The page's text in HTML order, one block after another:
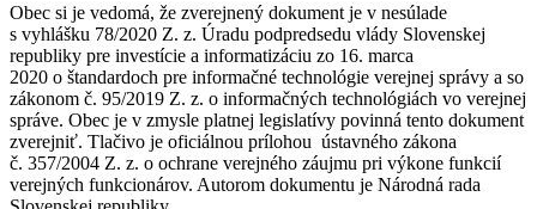
Obec si je vedomá, že zverejnený dokument je v nesúlade
s vyhlášku 78/2020 Z. z. Úradu podpredsedu vlády Slovenskej
republiky pre investície a informatizáciu zo 16. marca
2020 o štandardoch pre informačné technológie verejnej správy a so
zákonom č. 95/2019 Z. z. o informačných technológiách vo verejnej
správe. Obec je v zmysle platnej legislatívy povinná tento dokument
zverejniť. Tlačivo je oficiálnou prílohou ústavného zákona
č. 357/2004 Z. z. o ochrane verejného záujmu pri výkone funkcií
verejných funkcionárov. Autorom dokumentu je Národná rada